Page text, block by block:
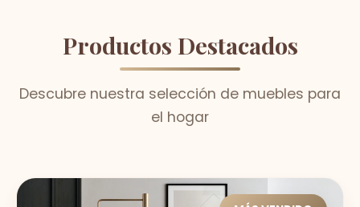
Productos Destacados
Descubre nuestra selección de muebles para
el hogar